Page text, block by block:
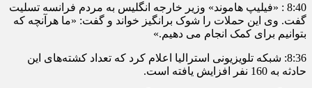
8:40 : «فیلیپ هاموند» وزیر خارجه انگلیس به مردم فرانسه تسلیت
گفت. وی این حملات را شوک برانگیز خواند و گفت: «ما هرآنچه که
بتوانیم برای کمک انجام می دهیم.»
8:36: شبکه تلویزیونی استرالیا اعلام کرد که تعداد کشته‌های این
حادثه به 160 نفر افزایش یافته است.